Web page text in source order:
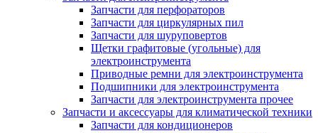
Запчасти для перфораторов
Запчасти для циркулярных пил
Запчасти для шуруповертов
Щетки графитовые (угольные) для
электроинструмента
Приводные ремни для электроинструмента
Подшипники для электроинструмента
Запчасти для электроинструмента прочее
Запчасти и аксессуары для климатической техники
Запчасти для кондиционеров